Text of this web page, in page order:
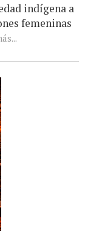
indígena a
femeninas